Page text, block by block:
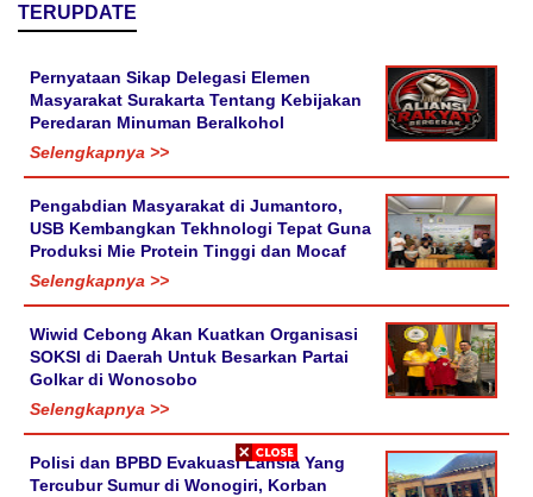
TERUPDATE
Pernyataan Sikap Delegasi Elemen
Masyarakat Surakarta Tentang Kebijakan
Peredaran Minuman Beralkohol
Selengkapnya >>
Pengabdian Masyarakat di Jumantoro,
USB Kembangkan Tekhnologi Tepat Guna
Produksi Mie Protein Tinggi dan Mocaf
Selengkapnya >>
Wiwid Cebong Akan Kuatkan Organisasi
SOKSI di Daerah Untuk Besarkan Partai
Golkar di Wonosobo
Selengkapnya >>
Polisi dan BPBD Evakuasi Lansia Yang
Tercubur Sumur di Wonogiri, Korban